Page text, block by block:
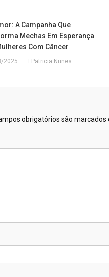
A Campanha Que
Mechas Em Esperança
Com Câncer
2025 Patricia Nunes
obrigatórios são marcados